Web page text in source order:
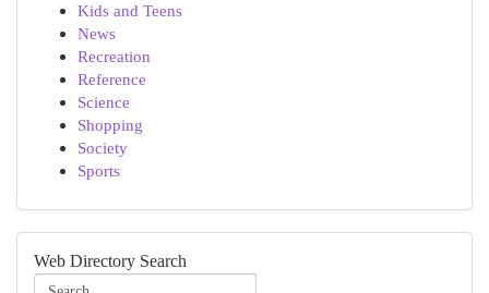
Kids and Teens
News
Recreation
Reference
Science
Shopping
Society
Sports
Web Directory Search